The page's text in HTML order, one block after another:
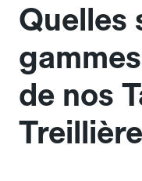
Quelles
de nos